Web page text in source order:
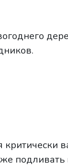
критически
подливать